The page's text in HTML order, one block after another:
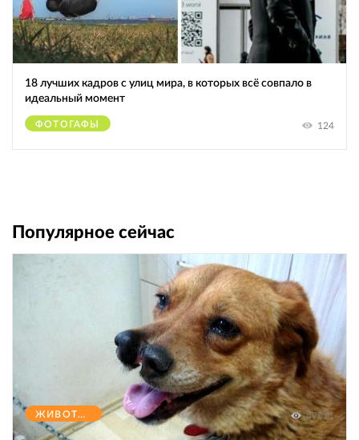
18 лучших кадров с улиц мира, в которых всё совпало в
идеальный момент
ФОТОГАФЫ 124
Популярное сейчас
ЖИВОТНЫЕ 47571